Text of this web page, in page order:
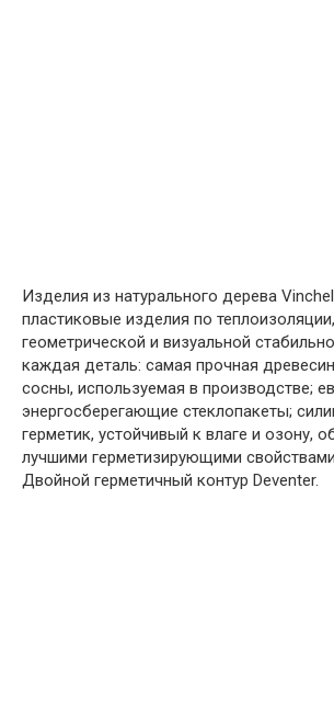
Изделия из натурального дерева
пластиковые изделия по
геометрической и визуальной
каждая деталь: самая прочная
сосны, используемая в производстве;
энергосберегающие стеклопакеты;
герметик, устойчивый к влаге и озону,
лучшими герметизирующими
Двойной герметичный контур Deventer.